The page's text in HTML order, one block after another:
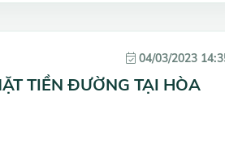
04/03/2023
TIỀN ĐƯỜNG TẠI HÒA